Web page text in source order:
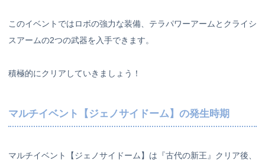
このイベントではロボの強力な装備、テラパワーアームとクライシ
スアームの2つの武器を入手できます。
積極的にクリアしていきましょう！
マルチイベント【ジェノサイドーム】の発生時期
マルチイベント【ジェノサイドーム】は『古代の新王』クリア後、